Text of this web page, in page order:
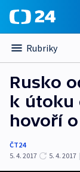
Rubriky
Rusko
k útoku
hovoří
ČT24
5. 4. 2017
5. 4. 2017 |